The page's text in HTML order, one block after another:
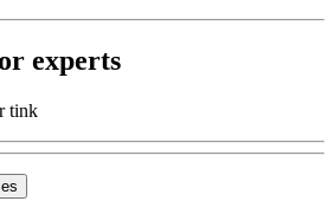
experts
tink